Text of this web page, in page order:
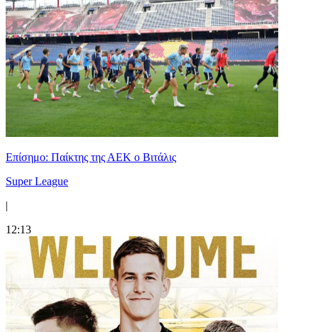
Επίσημο: Παίκτης της ΑΕΚ ο Βιτάλις
Super League
|
12:13